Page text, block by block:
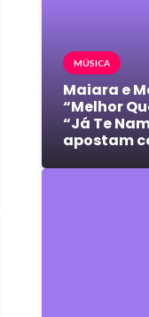
MÚSICA
Maiara e
“Melhor
“Já Te
apostam